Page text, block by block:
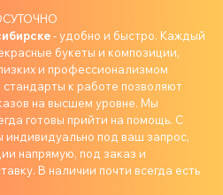
- удобно и быстро. Каждый
букеты и композиции,
и профессионализмом
к работе позволяют
на высшем уровне. Мы
готовы прийти на помощь. С
под ваш запрос,
напрямую, под заказ и
В наличии почти всегда есть